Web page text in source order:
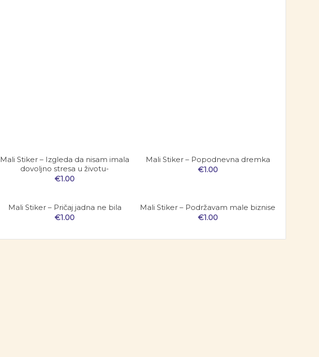
Mali Stiker – Izgleda da nisam imala
dovoljno stresa u životu-
€1.00
Mali Stiker – Popodnevna dremka
€1.00
Mali Stiker – Pričaj jadna ne bila
€1.00
Mali Stiker – Podržavam male biznise
€1.00